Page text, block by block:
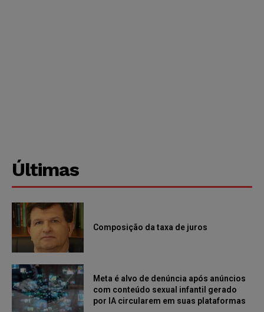
Últimas
Composição da taxa de juros
Meta é alvo de denúncia após anúncios
com conteúdo sexual infantil gerado
por IA circularem em suas plataformas